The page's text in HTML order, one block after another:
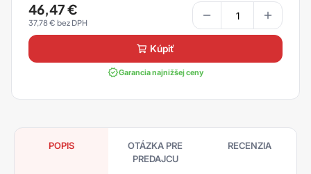
46,47€
37,78€
kúpiť
Garancia najnižšej ceny
POPIS
OTÁZKA PRE
PREDAJCU
RECENZIA